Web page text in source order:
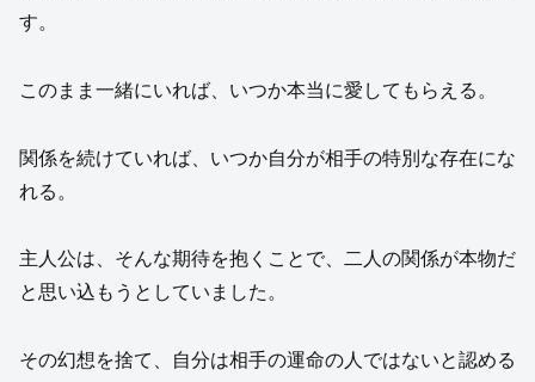
す。
このまま一緒にいれば、いつか本当に愛してもらえる。
関係を続けていれば、いつか自分が相手の特別な存在にな
れる。
主人公は、そんな期待を抱くことで、二人の関係が本物だ
と思い込もうとしていました。
その幻想を捨て、自分は相手の運命の人ではないと認める